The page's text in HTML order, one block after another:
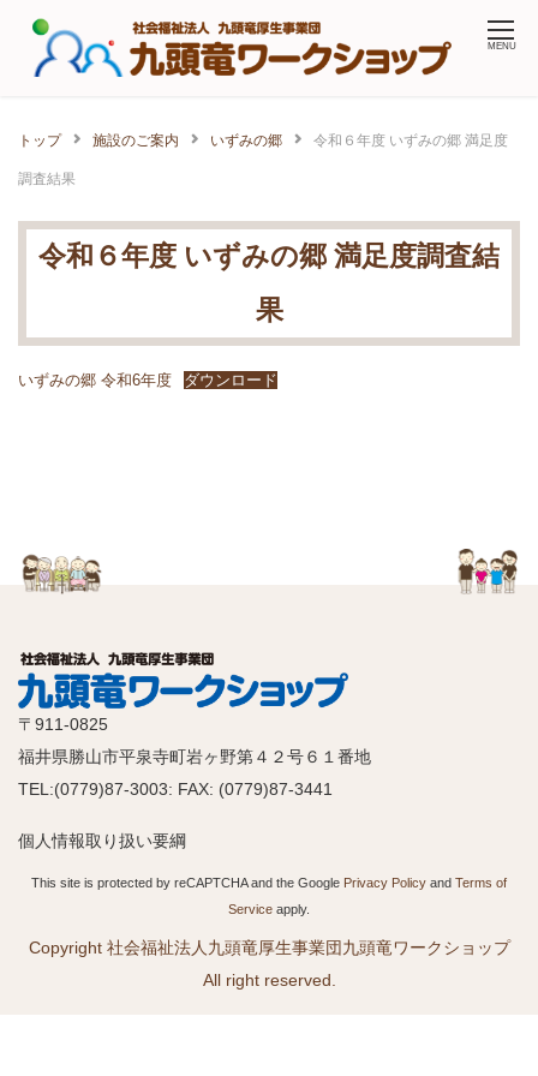
Skip
MENU
トップ 施設のご案内 いずみの郷 令和６年度 いずみの郷 満足度
調査結果
令和６年度 いずみの郷 満足度調査結
果
いずみの郷 令和6年度 ダウンロード
〒911-0825
福井県勝山市平泉寺町岩ヶ野第４２号６１番地
TEL:(0779)87-3003: FAX: (0779)87-3441
個人情報取り扱い要綱
This site is protected by reCAPTCHA and the Google Privacy Policy and Terms of
Service apply.
Copyright 社会福祉法人九頭竜厚生事業団九頭竜ワークショップ
All right reserved.